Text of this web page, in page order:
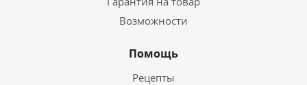
Возможности
Помощь
Рецепты